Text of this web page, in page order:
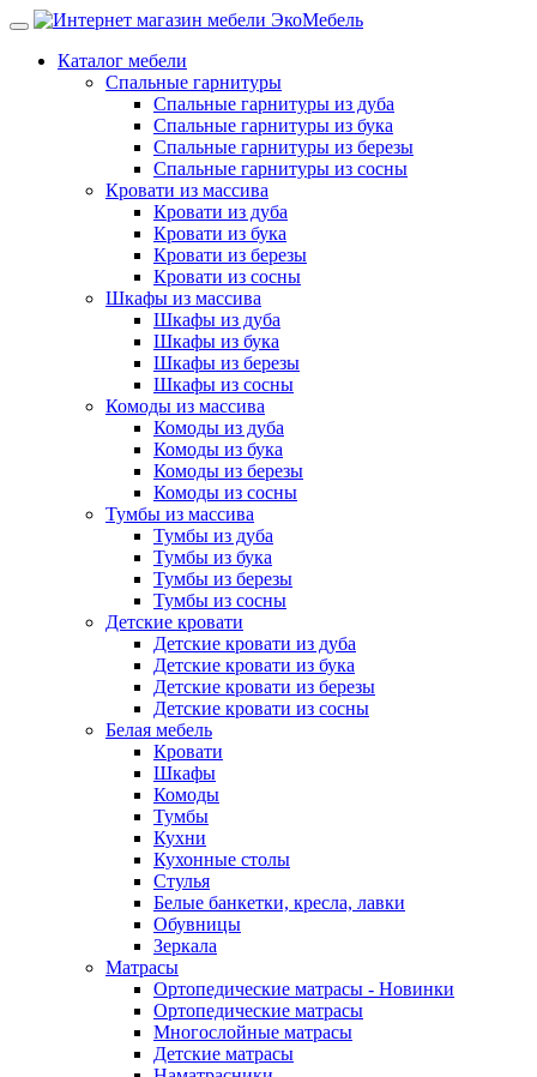
Каталог мебели
Спальные гарнитуры
Спальные гарнитуры из дуба
Спальные гарнитуры из бука
Спальные гарнитуры из березы
Спальные гарнитуры из сосны
Кровати из массива
Кровати из дуба
Кровати из бука
Кровати из березы
Кровати из сосны
Шкафы из массива
Шкафы из дуба
Шкафы из бука
Шкафы из березы
Шкафы из сосны
Комоды из массива
Комоды из дуба
Комоды из бука
Комоды из березы
Комоды из сосны
Тумбы из массива
Тумбы из дуба
Тумбы из бука
Тумбы из березы
Тумбы из сосны
Детские кровати
Детские кровати из дуба
Детские кровати из бука
Детские кровати из березы
Детские кровати из сосны
Белая мебель
Кровати
Шкафы
Комоды
Тумбы
Кухни
Кухонные столы
Стулья
Белые банкетки, кресла, лавки
Обувницы
Зеркала
Матрасы
Ортопедические матрасы - Новинки
Ортопедические матрасы
Многослойные матрасы
Детские матрасы